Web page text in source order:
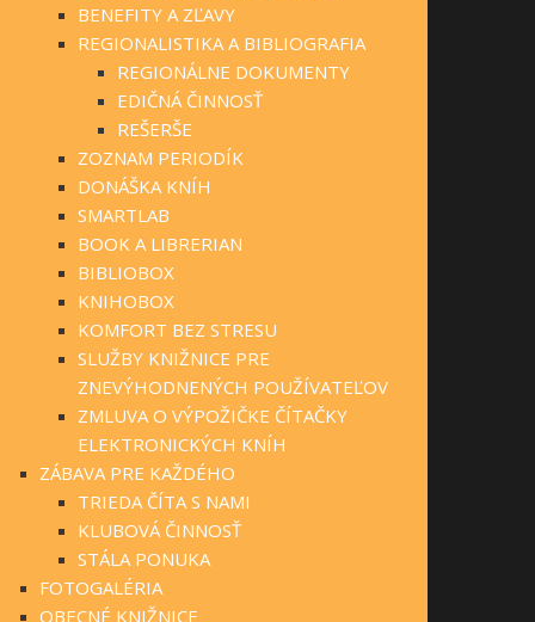
BENEFITY A ZĽAVY
REGIONALISTIKA A BIBLIOGRAFIA
REGIONÁLNE DOKUMENTY
EDIČNÁ ČINNOSŤ
REŠERŠE
ZOZNAM PERIODÍK
DONÁŠKA KNÍH
SMARTLAB
BOOK A LIBRERIAN
BIBLIOBOX
KNIHOBOX
KOMFORT BEZ STRESU
SLUŽBY KNIŽNICE PRE
ZNEVÝHODNENÝCH POUŽÍVATEĽOV
ZMLUVA O VÝPOŽIČKE ČÍTAČKY
ELEKTRONICKÝCH KNÍH
ZÁBAVA PRE KAŽDÉHO
TRIEDA ČÍTA S NAMI
KLUBOVÁ ČINNOSŤ
STÁLA PONUKA
FOTOGALÉRIA
OBECNÉ KNIŽNICE